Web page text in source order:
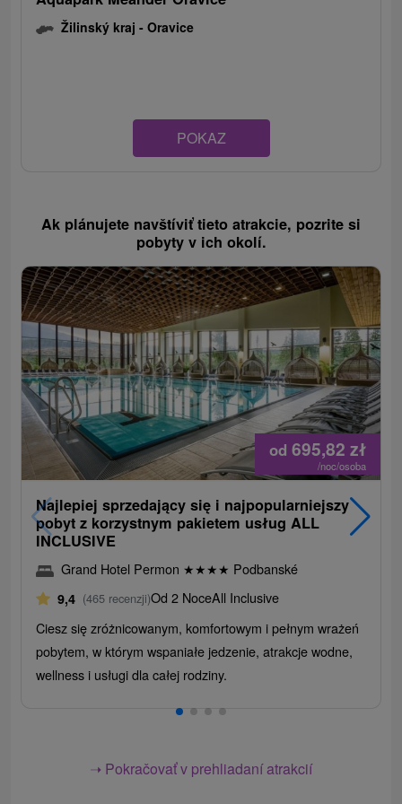
Žilinský kraj -Oravice
POKAZ
Ak plánujete navštíviť tieto atrakcie, pozrite si
pobyty v ich okolí.
od 695,82zł
/noc/osoba
Najlepiej sprzedający się i najpopularniejszy
pobyt z korzystnym pakietem usług ALL
INCLUSIVE
Grand Hotel Permon ★★★★ Podbanské
9,4 (465 recenzji)Od 2 NoceAll Inclusive
Ciesz się zróżnicowanym, komfortowym i pełnym wrażeń
pobytem, ​​w którym wspaniałe jedzenie, atrakcje wodne,
wellness i usługi dla całej rodziny.
➝ Pokračovať v prehliadaní atrakcií